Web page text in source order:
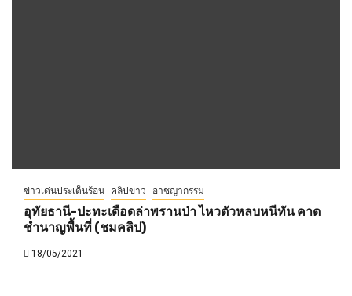
ข่าวเด่นประเด็นร้อน คลิปข่าว อาชญากรรม
อุทัยธานี-ปะทะเดือดล่าพรานป่า ไหวตัวหลบหนีทัน คาด
ชำนาญพื้นที่ (ชมคลิป)
18/05/2021